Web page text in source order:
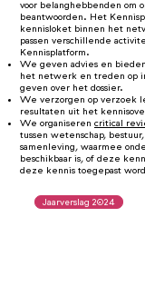
voor belanghebbenden om
beantwoorden. Het
kennisloket binnen het
passen verschillende
Kennisplatform.
We geven advies en
het netwerk en treden op
geven over het dossier.
We verzorgen op verzoek
resultaten uit het
We organiseren critical
tussen wetenschap,
samenleving, waarmee
beschikbaar is, of deze
deze kennis toegepast
Jaarverslag 2024